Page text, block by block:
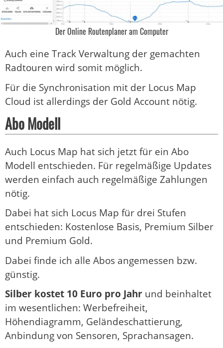
Der Online Routenplaner am Computer
Auch eine Track Verwaltung der gemachten
Radtouren wird somit möglich.
Für die Synchronisation mit der Locus Map
Cloud ist allerdings der Gold Account nötig.
Abo Modell
Auch Locus Map hat sich jetzt für ein Abo
Modell entschieden. Für regelmäßige Updates
werden einfach auch regelmäßige Zahlungen
nötig.
Dabei hat sich Locus Map für drei Stufen
entschieden: Kostenlose Basis, Premium Silber
und Premium Gold.
Dabei finde ich alle Abos angemessen bzw.
günstig.
Silber kostet 10 Euro pro Jahr und beinhaltet
im wesentlichen: Werbefreiheit,
Höhendiagramm, Geländeschattierung,
Anbindung von Sensoren, Sprachansagen.